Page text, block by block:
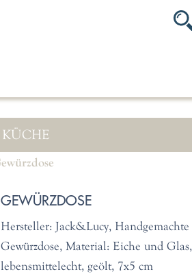
KÜCHE
GEWÜRZDOSE
Hersteller: Jack&Lucy, Handgemachte
Gewürzdose, Material: Eiche und Glas,
lebensmittelecht, geölt, 7x5 cm